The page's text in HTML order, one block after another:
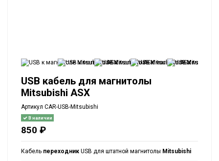
USB кабель для магнитолы
Mitsubishi ASX
Артикул CAR-USB-Mitsubishi
В наличии
850 ₽
Кабель переходник USB для штатной магнитолы Mitsubishi